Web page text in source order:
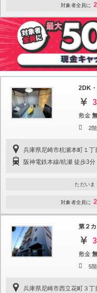
対象者全員に
2DK
敷金
2
兵庫県尼崎市杭瀬本町１丁
阪神電鉄本線/杭瀬 徒歩3分
ただいま
対象者全員に
第２
敷金
5
兵庫県尼崎市西立花町３丁